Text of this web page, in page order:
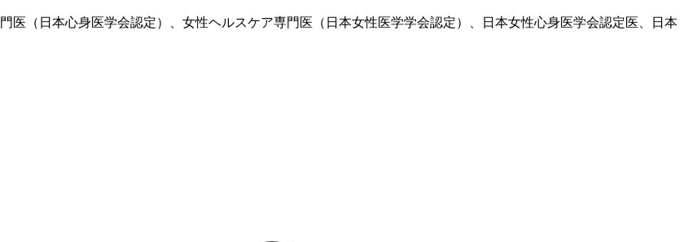
（日本心身医学会認定）、女性ヘルスケア専門医（日本女性医学学会認定）、日本女性心身医学会認定医、日本